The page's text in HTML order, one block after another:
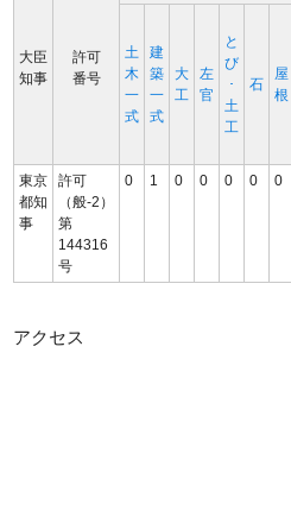
大臣
知事
許可
番号
土
木
一
式
建
築
一
式
大
工
左
官
と
び
･
土
工
石
屋
根
東京
都知
事
許可
（般-2）
第
144316
号
0 1 0 0 0 0 0
アクセス